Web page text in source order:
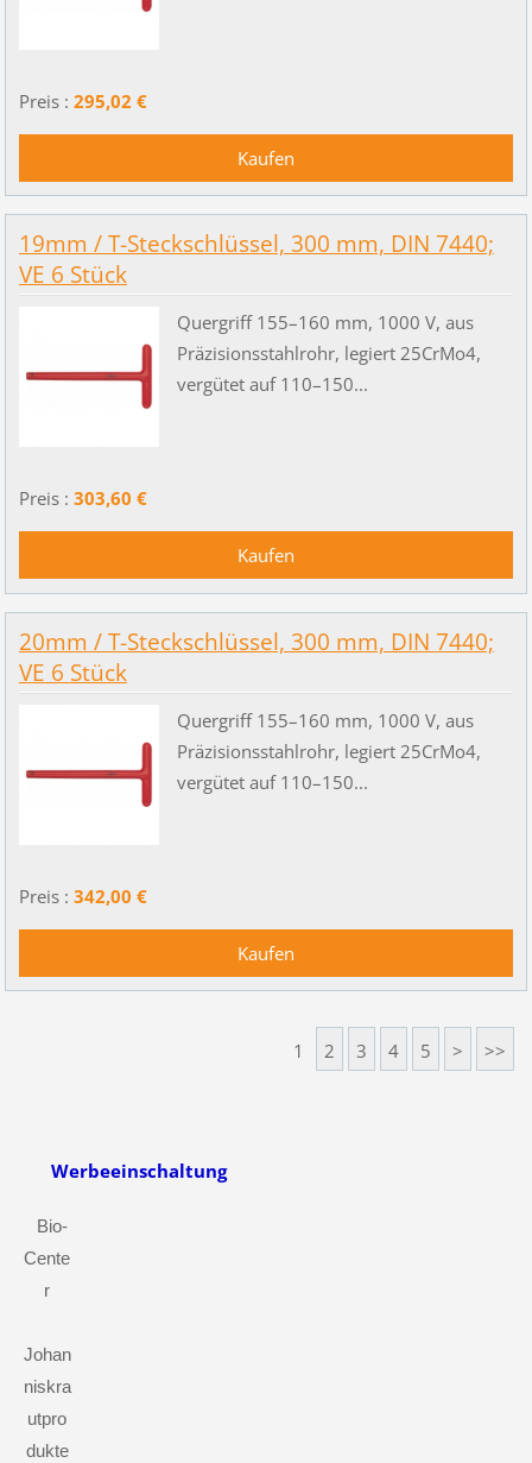
Preis : 295,02 €
19mm / T-Steckschlüssel, 300 mm, DIN 7440;
VE 6 Stück
Quergriff 155–160 mm, 1000 V, aus
Präzisionsstahlrohr, legiert 25CrMo4,
vergütet auf 110–150...
Preis : 303,60 €
20mm / T-Steckschlüssel, 300 mm, DIN 7440;
VE 6 Stück
Quergriff 155–160 mm, 1000 V, aus
Präzisionsstahlrohr, legiert 25CrMo4,
vergütet auf 110–150...
Preis : 342,00 €
1 2 3 4 5 > >>
Werbeeinschaltung
Bio-
Cente
r
Johan
niskra
utpro
dukte